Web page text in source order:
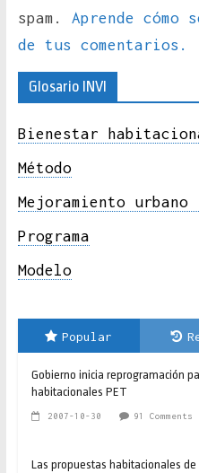
spam. Aprende cómo
de tus comentarios.
Glosario INVI
Bienestar
Método
Mejoramiento
Programa
Modelo
Popular
Gobierno inicia reprogramación
habitacionales PET
2007-10-30 91 Comments
Las propuestas habitacionales de